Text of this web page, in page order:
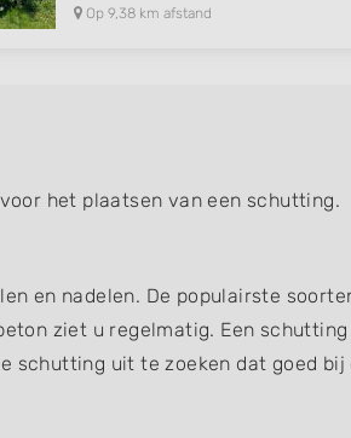
Op 9,38 km afstand
het plaatsen van een schutting.
en nadelen. De populairste
ziet u regelmatig. Een
schutting uit te zoeken dat goed